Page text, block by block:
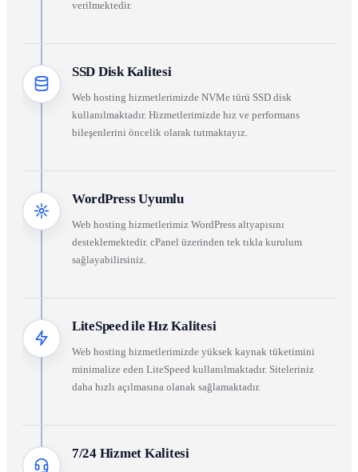
verilmektedir.
SSD Disk Kalitesi
Web hosting hizmetlerimizde NVMe türü SSD disk
kullanılmaktadır. Hizmetlerimizde hız ve performans
bileşenlerini öncelik olarak tutmaktayız.
WordPress Uyumlu
Web hosting hizmetlerimiz WordPress altyapısını
desteklemektedir. cPanel üzerinden tek tıkla kurulum
sağlayabilirsiniz.
LiteSpeed ile Hız Kalitesi
Web hosting hizmetlerimizde yüksek kaynak tüketimini
minimalize eden LiteSpeed kullanılmaktadır. Siteleriniz
daha hızlı açılmasına olanak sağlamaktadır.
7/24 Hizmet Kalitesi